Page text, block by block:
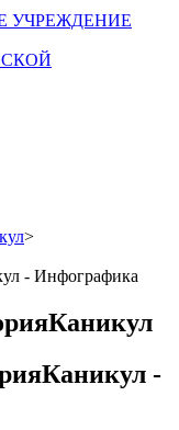
УЧРЕЖДЕНИЕ
>
- Инфографика
-